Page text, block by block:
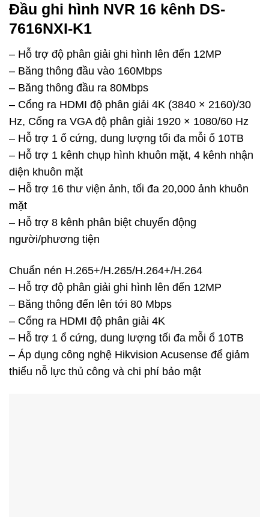
Đầu ghi hình NVR 16 kênh DS-
7616NXI-K1
– Hỗ trợ độ phân giải ghi hình lên đến 12MP
– Băng thông đầu vào 160Mbps
– Băng thông đầu ra 80Mbps
– Cổng ra HDMI độ phân giải 4K (3840 × 2160)/30
Hz, Cổng ra VGA độ phân giải 1920 × 1080/60 Hz
– Hỗ trợ 1 ổ cứng, dung lượng tối đa mỗi ổ 10TB
– Hỗ trợ 1 kênh chụp hình khuôn mặt, 4 kênh nhận
diện khuôn mặt
– Hỗ trợ 16 thư viện ảnh, tối đa 20,000 ảnh khuôn
mặt
– Hỗ trợ 8 kênh phân biệt chuyển động
người/phương tiện
Chuẩn nén H.265+/H.265/H.264+/H.264
– Hỗ trợ độ phân giải ghi hình lên đến 12MP
– Băng thông đến lên tới 80 Mbps
– Cổng ra HDMI độ phân giải 4K
– Hỗ trợ 1 ổ cứng, dung lượng tối đa mỗi ổ 10TB
– Áp dụng công nghệ Hikvision Acusense để giảm
thiểu nỗ lực thủ công và chi phí bảo mật